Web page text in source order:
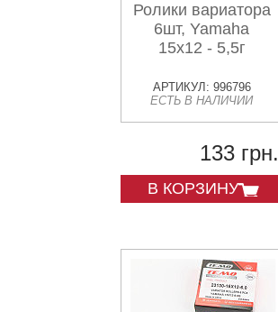
Ролики вариатора
6шт, Yamaha
15x12 - 5,5г
АРТИКУЛ: 996796
ЕСТЬ В НАЛИЧИИ
133 грн.
В КОРЗИНУ